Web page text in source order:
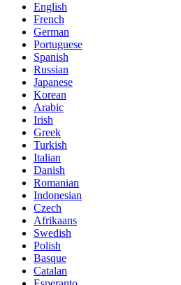
English
French
German
Portuguese
Spanish
Russian
Japanese
Korean
Arabic
Irish
Greek
Turkish
Italian
Danish
Romanian
Indonesian
Czech
Afrikaans
Swedish
Polish
Basque
Catalan